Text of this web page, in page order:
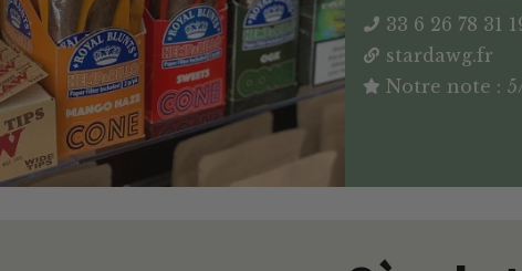
33 6 26 78 31
stardawg.fr
Notre note :